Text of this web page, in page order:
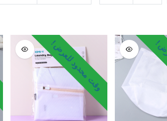
! وقت محدود للعرض !